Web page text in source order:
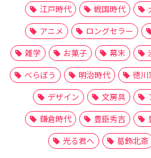
江戸時代 戦国時代
アニメ
ロングセラー
雑学
お菓子 幕末
べらぼう
明治時代 徳川
デザイン
文房具
鎌倉時代
豊臣秀吉
光る君へ
葛飾北斎